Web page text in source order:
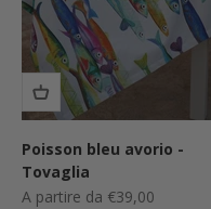
Poisson bleu avorio -
Tovaglia
Prezzo scontato
A partire da €39,00